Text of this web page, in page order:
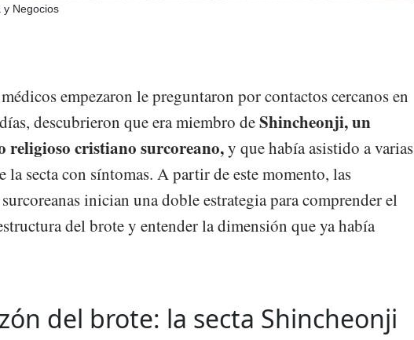
y Negocios
empezaron le preguntaron por contactos cercanos en
descubrieron que era miembro deShincheonji, un
religioso cristiano surcoreano,y que había asistido a varias
la secta con síntomas. A partir de este momento, las
inician una doble estrategia para comprender el
del brote y entender la dimensión que ya había
del brote: la secta Shincheonji